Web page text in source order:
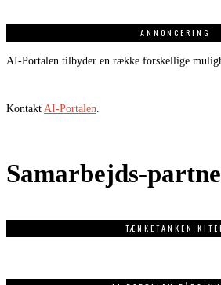
ANNONCERING
AI-Portalen tilbyder en række forskellige
Kontakt AI-Portalen
Samarbejds-
TÆNKETANKEN